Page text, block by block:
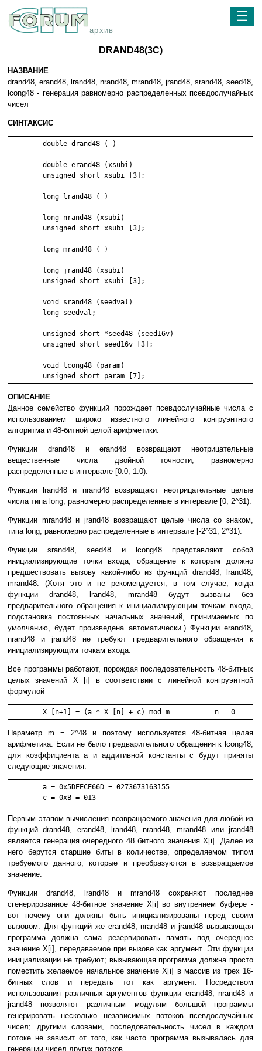
архив
☰
DRAND48(3C)
НАЗВАНИЕ
drand48, erand48, lrand48, nrand48, mrand48, jrand48, srand48, seed48,
lcong48 - генерация равномерно распределенных псевдослучайных
чисел
СИНТАКСИС
ОПИСАНИЕ
Данное семейство функций порождает псевдослучайные числа с
использованием широко известного линейного конгруэнтного
алгоритма и 48-битной целой арифметики.
Функции drand48 и erand48 возвращают неотрицательные
вещественные числа двойной точности, равномерно
распределенные в интервале [0.0, 1.0).
Функции lrand48 и nrand48 возвращают неотрицательные целые
числа типа long, равномерно распределенные в интервале [0, 2^31).
Функции mrand48 и jrand48 возвращают целые числа со знаком,
типа long, равномерно распределенные в интервале [-2^31, 2^31).
Функции srand48, seed48 и lcong48 представляют собой
инициализирующие точки входа, обращение к которым должно
предшествовать вызову какой-либо из функций drand48, lrand48,
mrand48. (Хотя это и не рекомендуется, в том случае, когда
функции drand48, lrand48, mrand48 будут вызваны без
предварительного обращения к инициализирующим точкам входа,
подстановка постоянных начальных значений, принимаемых по
умолчанию, будет произведена автоматически.) Функции erand48,
nrand48 и jrand48 не требуют предварительного обращения к
инициализирующим точкам входа.
Все программы работают, порождая последовательность 48-битных
целых значений X [i] в соответствии с линейной конгруэнтной
формулой
Параметр m = 2^48 и поэтому используется 48-битная целая
арифметика. Если не было предварительного обращения к lcong48,
для коэффициента a и аддитивной константы c будут приняты
следующие значения:
Первым этапом вычисления возвращаемого значения для любой из
функций drand48, erand48, lrand48, nrand48, mrand48 или jrand48
является генерация очередного 48 битного значения X[i]. Далее из
него берутся старшие биты в количестве, определяемом типом
требуемого данного, которые и преобразуются в возвращаемое
значение.
Функции drand48, lrand48 и mrand48 сохраняют последнее
сгенерированное 48-битное значение X[i] во внутреннем буфере -
вот почему они должны быть инициализированы перед своим
вызовом. Для функций же erand48, nrand48 и jrand48 вызывающая
программа должна сама резервировать память под очередное
значение X[i], передаваемое при вызове как аргумент. Эти функции
инициализации не требуют; вызывающая программа должна просто
поместить желаемое начальное значение X[i] в массив из трех 16-
битных слов и передать тот как аргумент. Посредством
использования различных аргументов функции erand48, nrand48 и
jrand48 позволяют различным модулям большой программы
генерировать несколько независимых потоков псевдослучайных
чисел; другими словами, последовательность чисел в каждом
потоке не зависит от того, как часто программа вызывалась для
генерации чисел других потоков.